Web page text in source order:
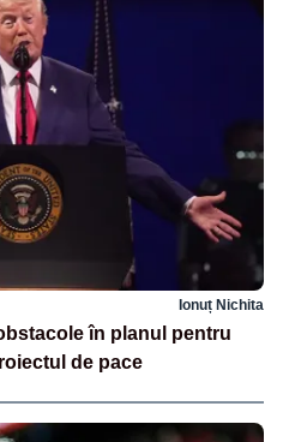
Ionuț Nichita
în planul pentru
de pace